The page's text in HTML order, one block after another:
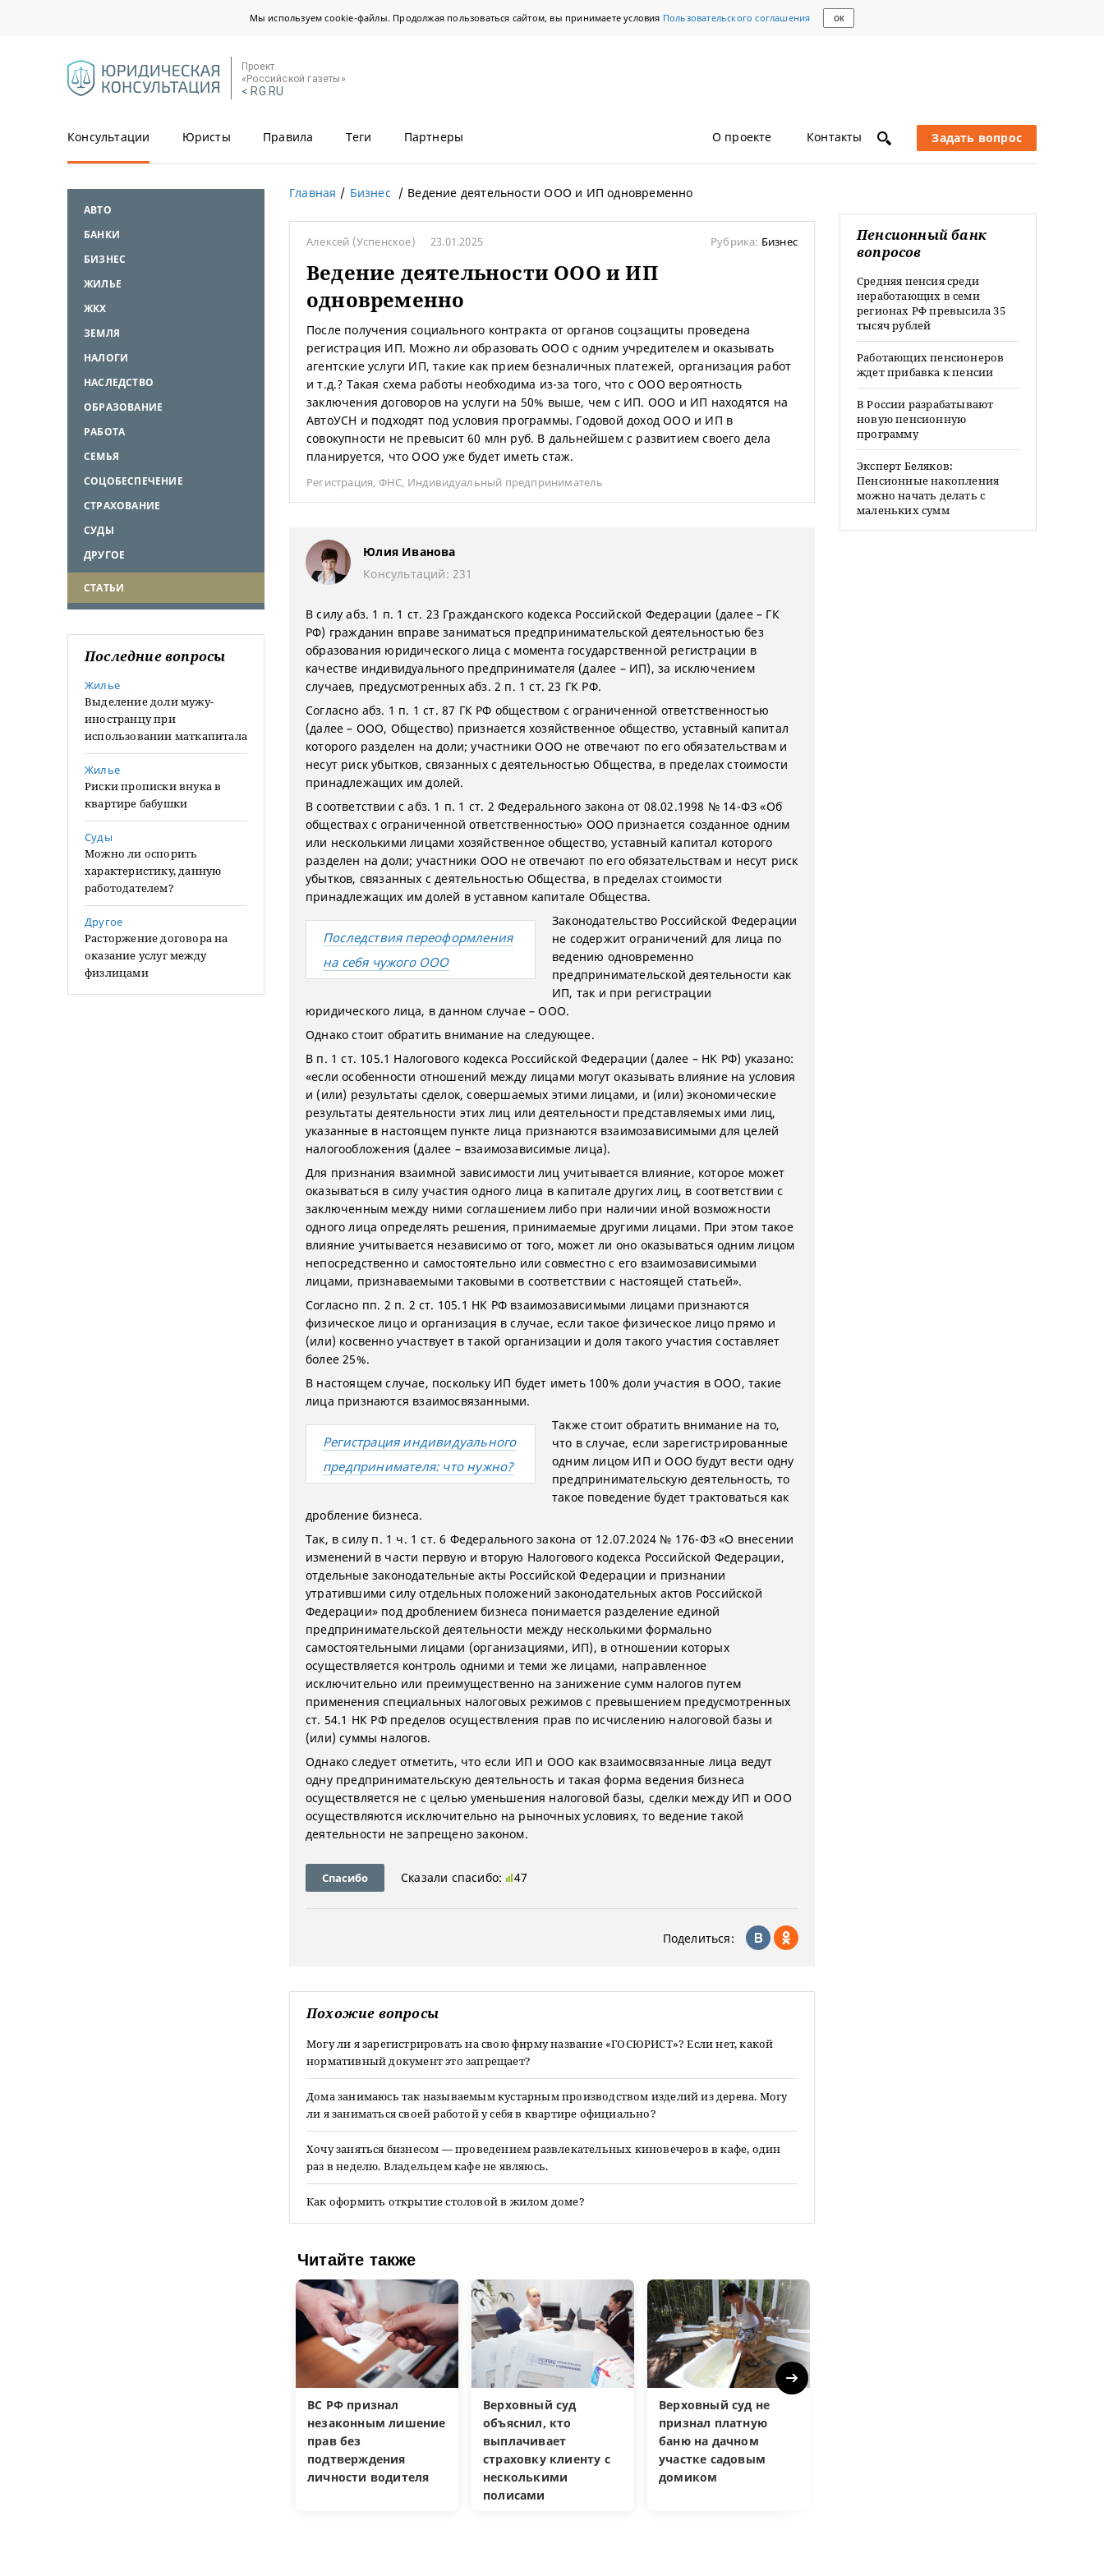
Мы используем cookie-файлы. Продолжая пользоваться сайтом, вы принимаете условия Пользовательского соглашения ОК
Проект
«Российской газеты»
< RG.RU
Консультации Юристы Правила Теги Партнеры О проекте Контакты Задать вопрос
АВТО
БАНКИ
БИЗНЕС
ЖИЛЬЕ
ЖКХ
ЗЕМЛЯ
НАЛОГИ
НАСЛЕДСТВО
ОБРАЗОВАНИЕ
РАБОТА
СЕМЬЯ
СОЦОБЕСПЕЧЕНИЕ
СТРАХОВАНИЕ
СУДЫ
ДРУГОЕ
СТАТЬИ
Последние вопросы
Жилье
Выделение доли мужу-
иностранцу при
использовании маткапитала
Жилье
Риски прописки внука в
квартире бабушки
Суды
Можно ли оспорить
характеристику, данную
работодателем?
Другое
Расторжение договора на
оказание услуг между
физлицами
Главная Бизнес Ведение деятельности ООО и ИП одновременно
Алексей (Успенское) 23.01.2025 Рубрика: Бизнес
Ведение деятельности ООО и ИП
одновременно
После получения социального контракта от органов соцзащиты проведена
регистрация ИП. Можно ли образовать ООО с одним учредителем и оказывать
агентские услуги ИП, такие как прием безналичных платежей, организация работ
и т.д.? Такая схема работы необходима из-за того, что с ООО вероятность
заключения договоров на услуги на 50% выше, чем с ИП. ООО и ИП находятся на
АвтоУСН и подходят под условия программы. Годовой доход ООО и ИП в
совокупности не превысит 60 млн руб. В дальнейшем с развитием своего дела
планируется, что ООО уже будет иметь стаж.
Регистрация, ФНС, Индивидуальный предприниматель
Юлия Иванова
Консультаций: 231
В силу абз. 1 п. 1 ст. 23 Гражданского кодекса Российской Федерации (далее – ГК
РФ) гражданин вправе заниматься предпринимательской деятельностью без
образования юридического лица с момента государственной регистрации в
качестве индивидуального предпринимателя (далее – ИП), за исключением
случаев, предусмотренных абз. 2 п. 1 ст. 23 ГК РФ.
Согласно абз. 1 п. 1 ст. 87 ГК РФ обществом с ограниченной ответственностью
(далее – ООО, Общество) признается хозяйственное общество, уставный капитал
которого разделен на доли; участники ООО не отвечают по его обязательствам и
несут риск убытков, связанных с деятельностью Общества, в пределах стоимости
принадлежащих им долей.
В соответствии с абз. 1 п. 1 ст. 2 Федерального закона от 08.02.1998 № 14-ФЗ «Об
обществах с ограниченной ответственностью» ООО признается созданное одним
или несколькими лицами хозяйственное общество, уставный капитал которого
разделен на доли; участники ООО не отвечают по его обязательствам и несут риск
убытков, связанных с деятельностью Общества, в пределах стоимости
принадлежащих им долей в уставном капитале Общества.
Последствия переоформления
на себя чужого ООО
Законодательство Российской Федерации
не содержит ограничений для лица по
ведению одновременно
предпринимательской деятельности как
ИП, так и при регистрации
юридического лица, в данном случае – ООО.
Однако стоит обратить внимание на следующее.
В п. 1 ст. 105.1 Налогового кодекса Российской Федерации (далее – НК РФ) указано:
«если особенности отношений между лицами могут оказывать влияние на условия
и (или) результаты сделок, совершаемых этими лицами, и (или) экономические
результаты деятельности этих лиц или деятельности представляемых ими лиц,
указанные в настоящем пункте лица признаются взаимозависимыми для целей
налогообложения (далее – взаимозависимые лица).
Для признания взаимной зависимости лиц учитывается влияние, которое может
оказываться в силу участия одного лица в капитале других лиц, в соответствии с
заключенным между ними соглашением либо при наличии иной возможности
одного лица определять решения, принимаемые другими лицами. При этом такое
влияние учитывается независимо от того, может ли оно оказываться одним лицом
непосредственно и самостоятельно или совместно с его взаимозависимыми
лицами, признаваемыми таковыми в соответствии с настоящей статьей».
Согласно пп. 2 п. 2 ст. 105.1 НК РФ взаимозависимыми лицами признаются
физическое лицо и организация в случае, если такое физическое лицо прямо и
(или) косвенно участвует в такой организации и доля такого участия составляет
более 25%.
В настоящем случае, поскольку ИП будет иметь 100% доли участия в ООО, такие
лица признаются взаимосвязанными.
Регистрация индивидуального
предпринимателя: что нужно?
Также стоит обратить внимание на то,
что в случае, если зарегистрированные
одним лицом ИП и ООО будут вести одну
предпринимательскую деятельность, то
такое поведение будет трактоваться как
дробление бизнеса.
Так, в силу п. 1 ч. 1 ст. 6 Федерального закона от 12.07.2024 № 176-ФЗ «О внесении
изменений в части первую и вторую Налогового кодекса Российской Федерации,
отдельные законодательные акты Российской Федерации и признании
утратившими силу отдельных положений законодательных актов Российской
Федерации» под дроблением бизнеса понимается разделение единой
предпринимательской деятельности между несколькими формально
самостоятельными лицами (организациями, ИП), в отношении которых
осуществляется контроль одними и теми же лицами, направленное
исключительно или преимущественно на занижение сумм налогов путем
применения специальных налоговых режимов с превышением предусмотренных
ст. 54.1 НК РФ пределов осуществления прав по исчислению налоговой базы и
(или) суммы налогов.
Однако следует отметить, что если ИП и ООО как взаимосвязанные лица ведут
одну предпринимательскую деятельность и такая форма ведения бизнеса
осуществляется не с целью уменьшения налоговой базы, сделки между ИП и ООО
осуществляются исключительно на рыночных условиях, то ведение такой
деятельности не запрещено законом.
Спасибо Сказали спасибо: 47
Поделиться:
Похожие вопросы
Могу ли я зарегистрировать на свою фирму название «ГОСЮРИСТ»? Если нет, какой
нормативный документ это запрещает?
Дома занимаюсь так называемым кустарным производством изделий из дерева. Могу
ли я заниматься своей работой у себя в квартире официально?
Хочу заняться бизнесом — проведением развлекательных киновечеров в кафе, один
раз в неделю. Владельцем кафе не являюсь.
Как оформить открытие столовой в жилом доме?
Читайте также
ВС РФ признал
незаконным лишение
прав без
подтверждения
личности водителя
Верховный суд
объяснил, кто
выплачивает
страховку клиенту с
несколькими
полисами
Верховный суд не
признал платную
баню на дачном
участке садовым
домиком
Next
Пенсионный банк
вопросов
Средняя пенсия среди
неработающих в семи
регионах РФ превысила 35
тысяч рублей
Работающих пенсионеров
ждет прибавка к пенсии
В России разрабатывают
новую пенсионную
программу
Эксперт Беляков:
Пенсионные накопления
можно начать делать с
маленьких сумм